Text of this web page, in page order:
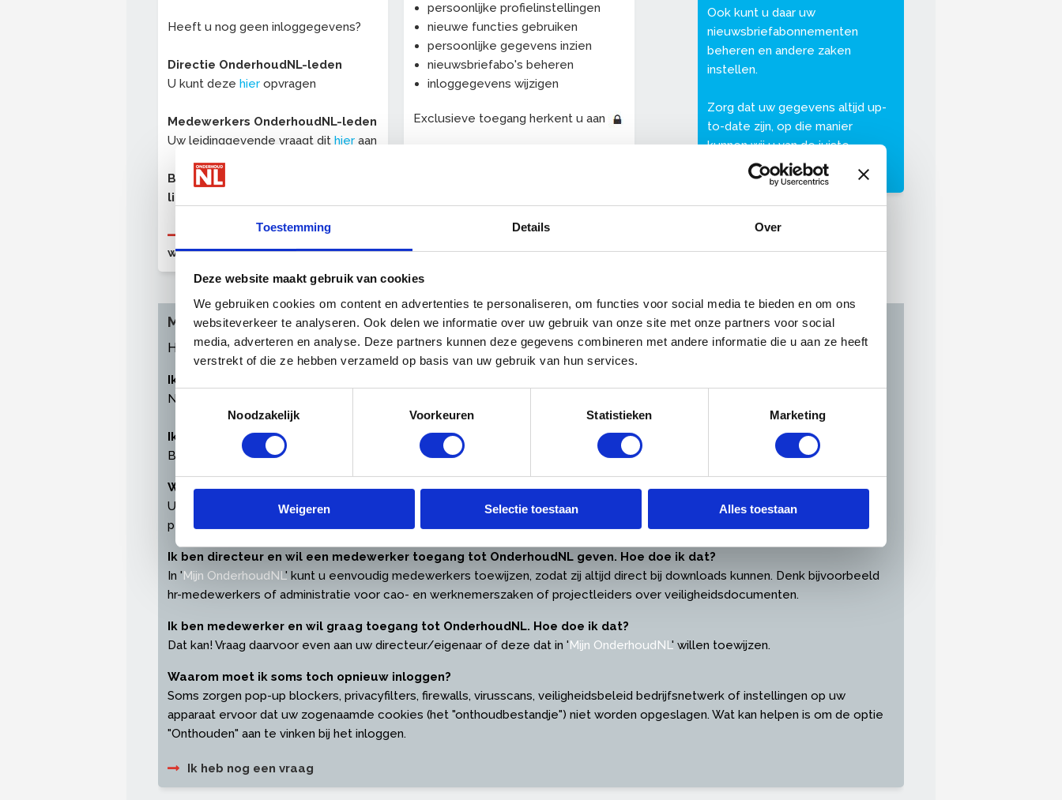
Toestemming Details Over
Deze website maakt gebruik van cookies
We gebruiken cookies om content en advertenties te personaliseren, om functies voor social media te bieden en om ons
websiteverkeer te analyseren. Ook delen we informatie over uw gebruik van onze site met onze partners voor social
media, adverteren en analyse. Deze partners kunnen deze gegevens combineren met andere informatie die u aan ze heeft
verstrekt of die ze hebben verzameld op basis van uw gebruik van hun services.
Toestemmingsselectie
Noodzakelijk
Voorkeuren Statistieken Marketing
Weigeren Selectie toestaan Alles toestaan
Heeft u nog geen inloggegevens?
Directie OnderhoudNL-leden
U kunt deze hier opvragen
Medewerkers OnderhoudNL-leden
Uw leidinggevende vraagt dit hier aan
Bent u nog geen OnderhoudNL-
lid?
OnderhoudNL (proef)lid
worden
persoonlijke profielinstellingen
nieuwe functies gebruiken
persoonlijke gegevens inzien
nieuwsbriefabo's beheren
inloggegevens wijzigen
Exclusieve toegang herkent u aan
Ook kunt u daar uw
nieuwsbriefabonnementen
beheren en andere zaken
instellen.
Zorg dat uw gegevens altijd up-
to-date zijn, op die manier
kunnen wij u van de juiste
informatie voorzien.
Meest gestelde vragen over inloggen
Heeft u problemen bij het inloggen? Wij helpen u met antwoorden op deze vragen:
Ik heb geen inloggegevens ontvangen als directeur / eigenaar (hoofdvestiging)
Neem
Ik ben mijn wachtwoord of gebruikersnaam vergeten
Bent u uw inloggegevens vergeten, dan kunt u deze
Waarom log ik in met een persoonlijk e-mailadres?
U heeft een persoonlijke profielpagina, waarop u allerlei zaken kunt instellen zoals nieuwsbriefabonnementen, zakelijke
persoonsgegevens en instellingen voor uw bezoek aan onze site.
Ik ben directeur en wil een medewerker toegang tot OnderhoudNL geven. Hoe doe ik dat?
In ' Mijn OnderhoudNL' kunt u eenvoudig medewerkers toewijzen, zodat zij altijd direct bij downloads kunnen. Denk bijvoorbeeld
hr-medewerkers of administratie voor cao- en werknemerszaken of projectleiders over veiligheidsdocumenten.
Ik ben medewerker en wil graag toegang tot OnderhoudNL. Hoe doe ik dat?
Dat kan! Vraag daarvoor even aan uw directeur/eigenaar of deze dat in ' Mijn OnderhoudNL' willen toewijzen.
Waarom moet ik soms toch opnieuw inloggen?
Soms zorgen pop-up blockers, privacyfilters, firewalls, virusscans, veiligheidsbeleid bedrijfsnetwerk of instellingen op uw
apparaat ervoor dat uw zogenaamde cookies (het "onthoudbestandje") niet worden opgeslagen. Wat kan helpen is om de optie
"Onthouden" aan te vinken bij het inloggen.
Ik heb nog een vraag